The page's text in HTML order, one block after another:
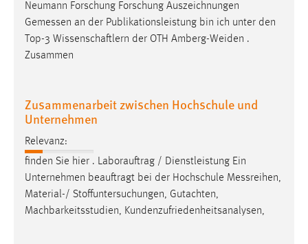
Neumann Forschung Forschung Auszeichnungen
Gemessen an der Publikationsleistung bin ich unter den
Top-3 Wissenschaftlern der OTH Amberg-Weiden .
Zusammen
Zusammenarbeit zwischen Hochschule und
Unternehmen
Relevanz:
finden Sie hier . Laborauftrag / Dienstleistung Ein
Unternehmen beauftragt bei der Hochschule Messreihen,
Material-/ Stoffuntersuchungen, Gutachten,
Machbarkeitsstudien, Kundenzufriedenheitsanalysen,